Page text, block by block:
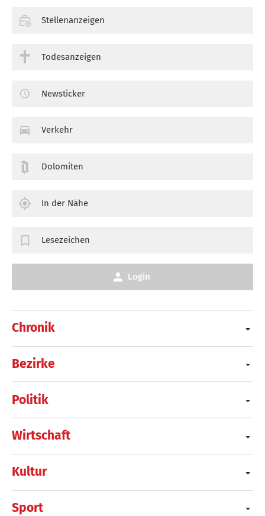
Chronik
Bezirke
Politik
Wirtschaft
Kultur
Sport
Stellenanzeigen
Todesanzeigen
Newsticker
Verkehr
Dolomiten
In der Nähe
Lesezeichen
Login